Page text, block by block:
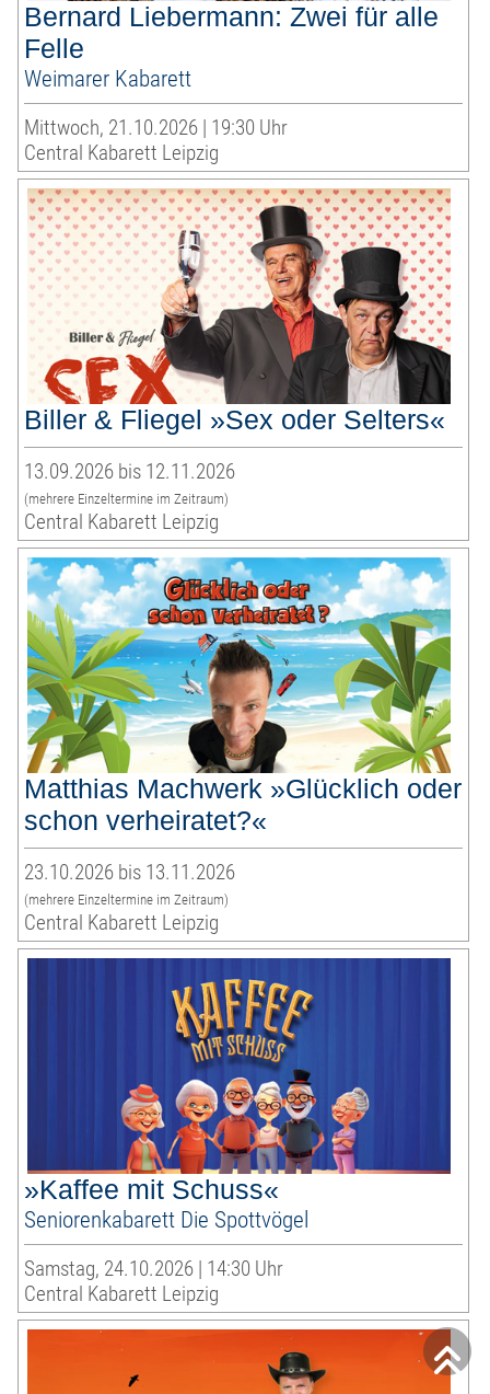
Bernard Liebermann: Zwei für alle
Felle
Weimarer Kabarett
Mittwoch, 21.10.2026 | 19:30 Uhr
Central Kabarett Leipzig
Biller & Fliegel »Sex oder Selters«
13.09.2026 bis 12.11.2026
(mehrere Einzeltermine im Zeitraum)
Central Kabarett Leipzig
Matthias Machwerk »Glücklich oder
schon verheiratet?«
23.10.2026 bis 13.11.2026
(mehrere Einzeltermine im Zeitraum)
Central Kabarett Leipzig
»Kaffee mit Schuss«
Seniorenkabarett Die Spottvögel
Samstag, 24.10.2026 | 14:30 Uhr
Central Kabarett Leipzig